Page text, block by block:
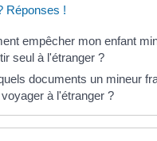
Réponses !
empêcher mon enfant
seul à l'étranger ?
documents un mineur
à l'étranger ?